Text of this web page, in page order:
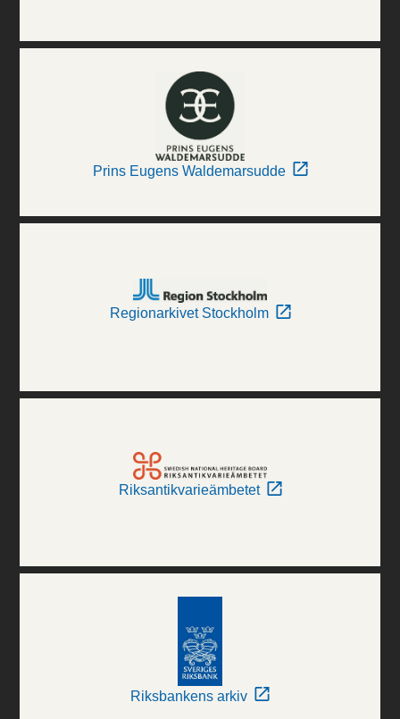
Prins Eugens Waldemarsudde
Regionarkivet Stockholm
Riksantikvarieämbetet
Riksbankens arkiv